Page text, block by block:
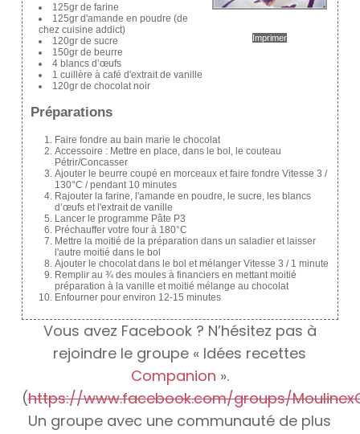
Imprimer
125gr de farine
125gr d'amande en poudre (de
chez cuisine addict)
120gr de sucre
150gr de beurre
4 blancs d’œufs
1 cuillère à café d'extrait de vanille
120gr de chocolat noir
Préparations
Faire fondre au bain marie le chocolat
Accessoire : Mettre en place, dans le bol, le couteau
Pétrir/Concasser
Ajouter le beurre coupé en morceaux et faire fondre Vitesse 3 /
130°C / pendant 10 minutes
Rajouter la farine, l'amande en poudre, le sucre, les blancs
d’œufs et l'extrait de vanille
Lancer le programme Pâte P3
Préchauffer votre four à 180°C
Mettre la moitié de la préparation dans un saladier et laisser
l'autre moitié dans le bol
Ajouter le chocolat dans le bol et mélanger Vitesse 3 / 1 minute
Remplir au ¾ des moules à financiers en mettant moitié
préparation à la vanille et moitié mélange au chocolat
Enfourner pour environ 12-15 minutes
Vous avez Facebook ? N’hésitez pas à
rejoindre le groupe « Idées recettes
Companion ».
(https://www.facebook.com/groups/
Un groupe avec une communauté de plus